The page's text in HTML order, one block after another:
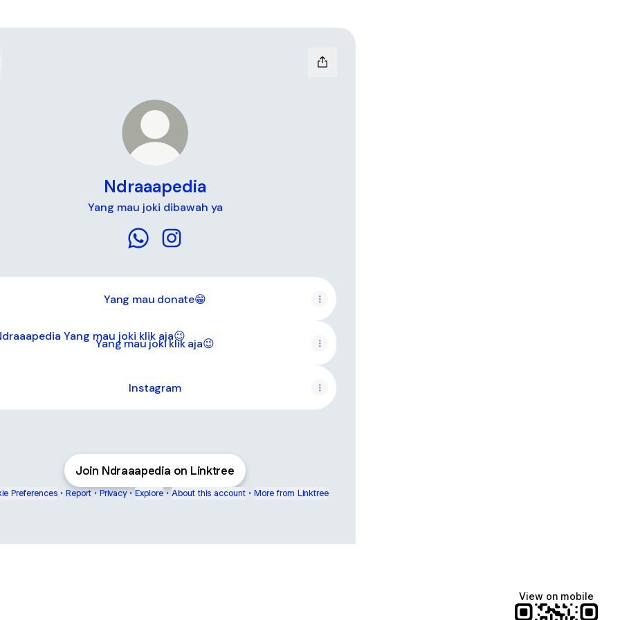
Ndraaapedia
Yang mau joki dibawah ya
Yang mau donate😁
mau joki klik aja😉
Yang mau joki klik aja😉
Instagram
Join Ndraaapedia on Linktree
Preferences • Report • Privacy • Explore • About this account • More from Linktree
View on mobile